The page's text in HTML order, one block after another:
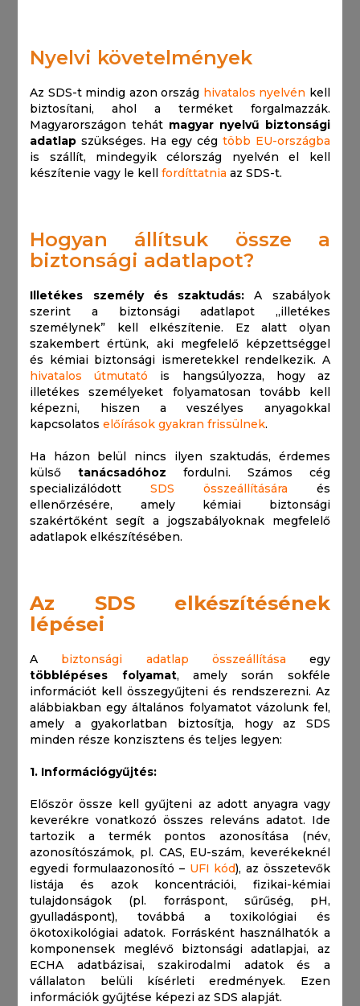
Nyelvi követelmények
Az SDS-t mindig azon ország hivatalos nyelvén kell
biztosítani, ahol a terméket forgalmazzák.
Magyarországon tehát magyar nyelvű biztonsági
adatlap szükséges. Ha egy cég több EU-országba
is szállít, mindegyik célország nyelvén el kell
készítenie vagy le kellfordíttatnia az SDS-t.
Hogyan állítsuk össze a
biztonsági adatlapot?
Illetékes személy és szaktudás: A szabályok
szerint a biztonsági adatlapot „illetékes
személynek” kell elkészítenie. Ez alatt olyan
szakembert értünk, aki megfelelő képzettséggel
és kémiai biztonsági ismeretekkel rendelkezik. A
hivatalos útmutató is hangsúlyozza, hogy az
illetékes személyeket folyamatosan tovább kell
képezni, hiszen a veszélyes anyagokkal
kapcsolatoselőírások gyakran frissülnek.
Ha házon belül nincs ilyen szaktudás, érdemes
külsőtanácsadóhoz fordulni. Számos cég
specializálódottSDS összeállítására és
ellenőrzésére, amely kémiai biztonsági
szakértőként segít a jogszabályoknak megfelelő
adatlapok elkészítésében.
Az SDS elkészítésének
lépései
A biztonsági adatlap összeállítása egy
többlépéses folyamat, amely során sokféle
információt kell összegyűjteni és rendszerezni. Az
alábbiakban egy általános folyamatot vázolunk fel,
amely a gyakorlatban biztosítja, hogy az SDS
minden része konzisztens és teljes legyen:
1. Információgyűjtés:
Először össze kell gyűjteni az adott anyagra vagy
keverékre vonatkozó összes releváns adatot. Ide
tartozik a termék pontos azonosítása (név,
azonosítószámok, pl. CAS, EU-szám, keverékeknél
egyedi formulaazonosító – UFI kód), az összetevők
listája és azok koncentrációi, fizikai-kémiai
tulajdonságok (pl. forráspont, sűrűség, pH,
gyulladáspont), továbbá a toxikológiai és
ökotoxikológiai adatok. Forrásként használhatók a
komponensek meglévő biztonsági adatlapjai, az
ECHA adatbázisai, szakirodalmi adatok és a
vállalaton belüli kísérleti eredmények. Ezen
információk gyűjtése képezi az SDS alapját.